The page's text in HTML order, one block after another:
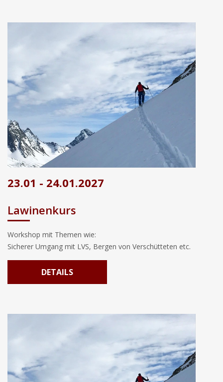
23.01 - 24.01.2027
Lawinenkurs
Workshop mit Themen wie:
Sicherer Umgang mit LVS, Bergen von Verschütteten etc.
DETAILS